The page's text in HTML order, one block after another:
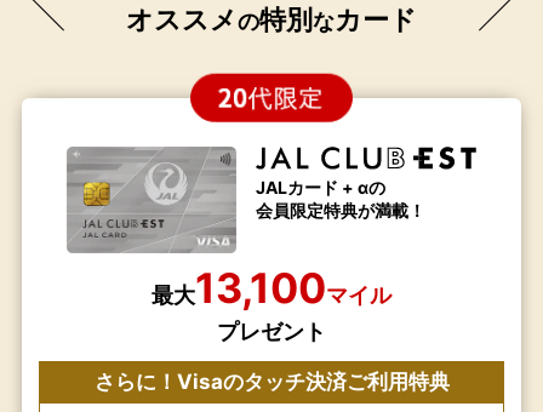
オススメの特別 なカード
JALカード + αの
会員限定特典が満載！
最大13,100マイル
プレゼント
さらに！Visaのタッチ決済ご利用特典